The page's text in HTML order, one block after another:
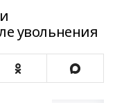
увольнения